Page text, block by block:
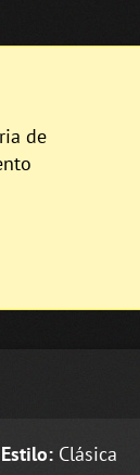
de
Estilo: Clásica